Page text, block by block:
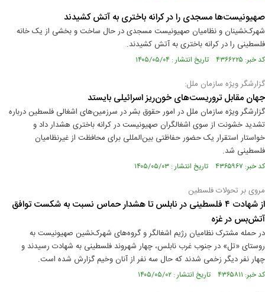
صهیونیست‌ها مسجدی را در کرانه باختری به آتش‌ کشیدند
شهرک‌نشینان و نظامیان صهیونیست مسجدی در حال ساخت و بخشی از یک خانه
فلسطینی را در کرانه باختری به آتش کشیدند.
کد خبر: ۴۳۶۶۲۲۵ تاریخ انتشار : ۱۴۰۵/۰۵/۰۴
گزارشگر ویژه سازمان ملل:
جهان مقابل تروریست‌های خون‌ریز اسرائیلی بایستد
گزارشگر ویژه سازمان ملل در امور حقوق بشر در سرزمین‌های اشغالی فلسطین درباره
تشدید خشونت از سوی اشغالگران صهیونیست در کرانه باختری هشدار داد و
خواستار استقرار یک حضور حفاظتی بین‌المللی برای محافظت از غیرنظامیان
فلسطینی شد.
کد خبر: ۴۳۶۵۹۶۷ تاریخ انتشار : ۱۴۰۵/۰۵/۰۳
مروی بر تحولات فلسطین
از شهادت ۴ فلسطینی در نابلس تا هشدار حماس نسبت به شکست توافق
آتش‌بس در غزه
در حمله مشترک نظامیان رژیم اشغالگر و گروه‌های شهرک‌نشین صهیونیست به
روستای «تل» در جنوب غرب نابلس، چهار شهروند فلسطینی به شهادت رسیدند و
چهار نفر دیگر زخمی شدند که حال سه نفر از آنان وخیم گزارش شده است.
کد خبر: ۴۳۶۵۸۱۱ تاریخ انتشار : ۱۴۰۵/۰۵/۰۲